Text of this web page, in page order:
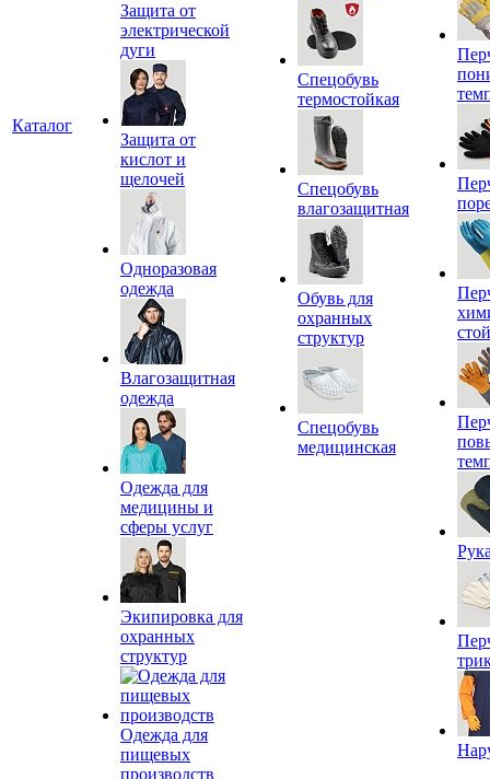
Каталог
Защита от
электрической
дуги
Защита от
кислот и
щелочей
Одноразовая
одежда
Влагозащитная
одежда
Одежда для
медицины и
сферы услуг
Экипировка для
охранных
структур
Одежда для
пищевых
производств
Спецобувь
термостойкая
Спецобувь
влагозащитная
Обувь для
охранных
структур
Спецобувь
медицинская